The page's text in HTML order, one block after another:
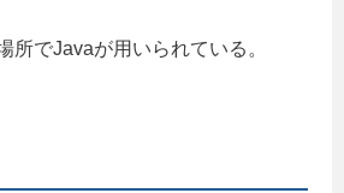
所でJavaが用いられている。